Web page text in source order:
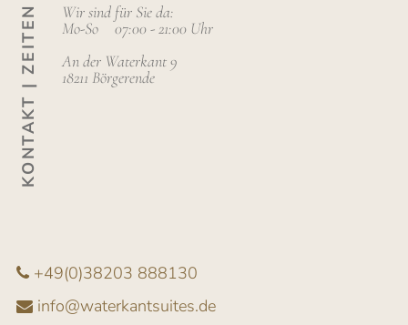
Wir sind für Sie da:
Mo-So
07:00 - 21:00 Uhr
An der Waterkant 9
18211 Börgerende
KONTAKT | ZEITEN
+49(0)38203 888130
info@waterkantsuites.de